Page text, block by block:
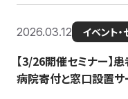
2026.03.12 イベント・
【3/26開催セミナー】
病院寄付と窓口設置